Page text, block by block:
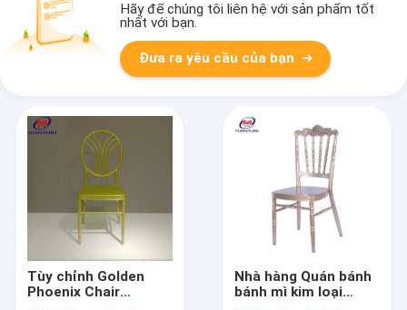
Hãy để chúng tôi liên hệ với sản phẩm tốt
nhất với bạn.
Đưa ra yêu cầu của bạn
Tùy chỉnh Golden
Phoenix Chair
Nhà hàng Quán bánh
bánh mì kim loại